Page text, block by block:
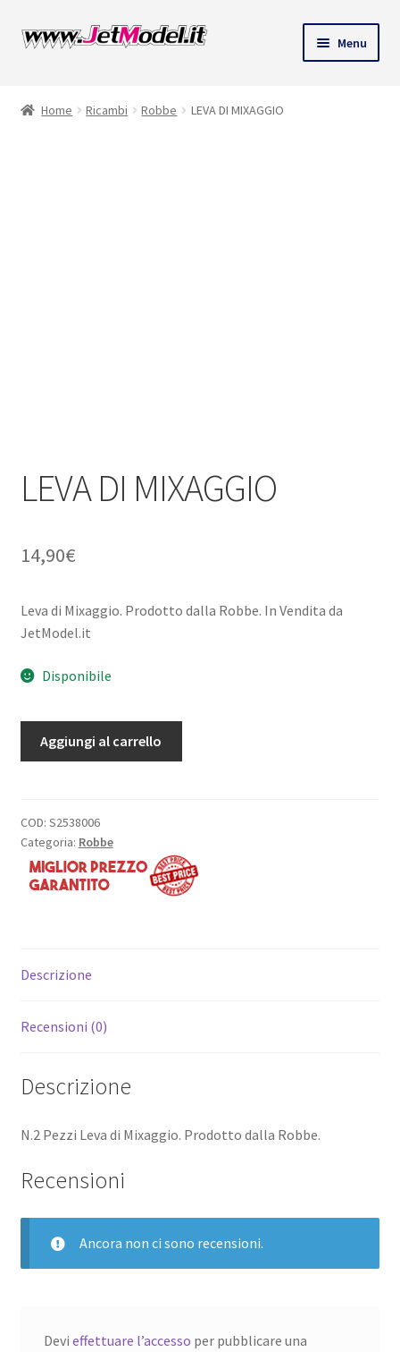
Vai
alla
Vai
Menu
Home Ricambi Robbe LEVA DI MIXAGGIO
LEVA DI MIXAGGIO
14,90€
Leva di Mixaggio. Prodotto dalla Robbe. In Vendita da
JetModel.it
Disponibile
Aggiungi al carrello
COD: S2538006
Categoria: Robbe
Descrizione
Recensioni (0)
Descrizione
N.2 Pezzi Leva di Mixaggio. Prodotto dalla Robbe.
Recensioni
Ancora non ci sono recensioni.
Devi effettuare l’accesso per pubblicare una